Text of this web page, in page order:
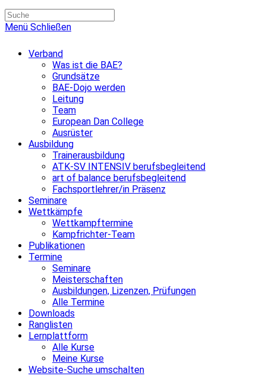
Menü Schließen
Verband
Was ist die BAE?
Grundsätze
BAE-Dojo werden
Leitung
Team
European Dan College
Ausrüster
Ausbildung
Trainerausbildung
ATK-SV INTENSIV berufsbegleitend
art of balance berufsbegleitend
Fachsportlehrer/in Präsenz
Seminare
Wettkämpfe
Wettkampftermine
Kampfrichter-Team
Publikationen
Termine
Seminare
Meisterschaften
Ausbildungen, Lizenzen, Prüfungen
Alle Termine
Downloads
Ranglisten
Lernplattform
Alle Kurse
Meine Kurse
Website-Suche umschalten